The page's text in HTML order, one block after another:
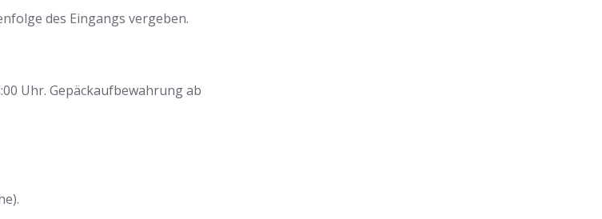
des Eingangs vergeben.
Uhr. Gepäckaufbewahrung ab